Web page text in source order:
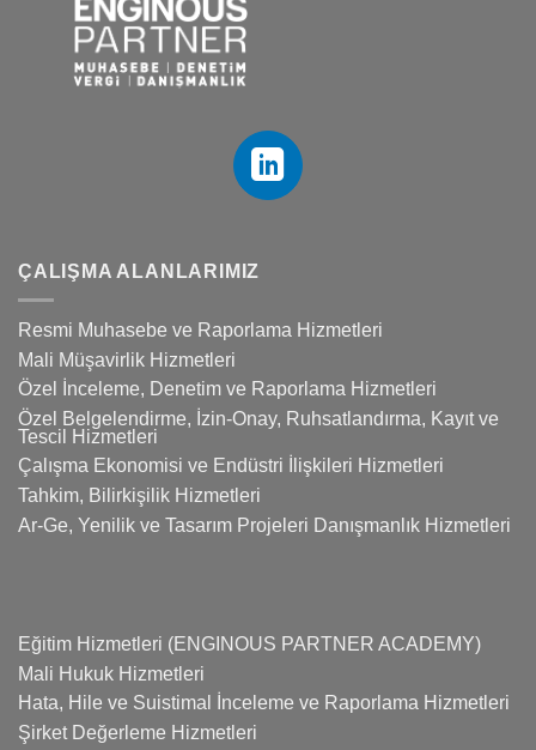
ÇALIŞMA ALANLARIMIZ
Resmi Muhasebe ve Raporlama Hizmetleri
Mali Müşavirlik Hizmetleri
Özel İnceleme, Denetim ve Raporlama Hizmetleri
Özel Belgelendirme, İzin-Onay, Ruhsatlandırma, Kayıt ve
Tescil Hizmetleri
Çalışma Ekonomisi ve Endüstri İlişkileri Hizmetleri
Tahkim, Bilirkişilik Hizmetleri
Ar-Ge, Yenilik ve Tasarım Projeleri Danışmanlık Hizmetleri
Eğitim Hizmetleri (ENGINOUS PARTNER ACADEMY)
Mali Hukuk Hizmetleri
Hata, Hile ve Suistimal İnceleme ve Raporlama Hizmetleri
Şirket Değerleme Hizmetleri